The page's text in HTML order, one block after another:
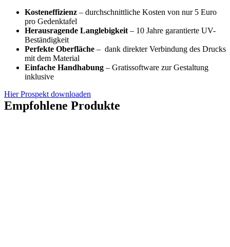
Kosteneffizienz – durchschnittliche Kosten von nur 5 Euro
pro Gedenktafel
Herausragende Langlebigkeit – 10 Jahre garantierte UV-
Beständigkeit
Perfekte Oberfläche – dank direkter Verbindung des Drucks
mit dem Material
Einfache Handhabung – Gratissoftware zur Gestaltung
inklusive
Hier Prospekt downloaden
Empfohlene Produkte